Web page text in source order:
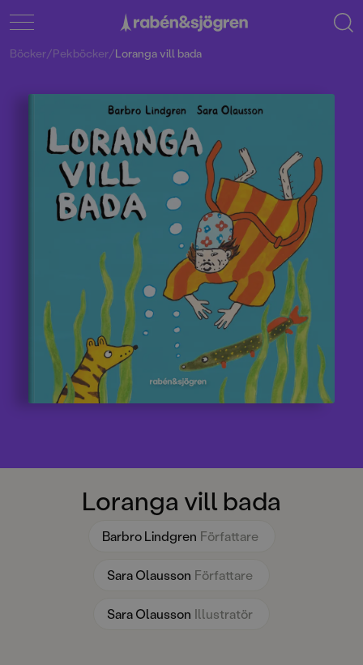
Loranga vill bada
Barbro Lindgren Författare
Sara Olausson Författare
Sara Olausson Illustratör
Böcker/Pekböcker/Loranga vill bada